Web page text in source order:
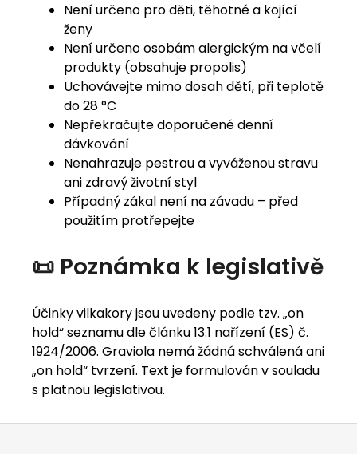
Není určeno pro děti, těhotné a kojící
ženy
Není určeno osobám alergickým na včelí
produkty (obsahuje propolis)
Uchovávejte mimo dosah dětí, při teplotě
do 28 °C
Nepřekračujte doporučené denní
dávkování
Nenahrazuje pestrou a vyváženou stravu
ani zdravý životní styl
Případný zákal není na závadu – před
použitím protřepejte
📜 Poznámka k legislativě
Účinky vilkakory jsou uvedeny podle tzv. „on
hold“ seznamu dle článku 13.1 nařízení (ES) č.
1924/2006. Graviola nemá žádná schválená ani
„on hold“ tvrzení. Text je formulován v souladu
s platnou legislativou.